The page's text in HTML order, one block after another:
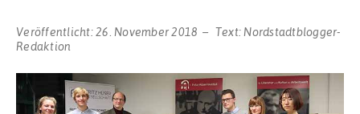
Veröffentlicht:26. November 2018 Text: Nordstadtblogger-
Redaktion